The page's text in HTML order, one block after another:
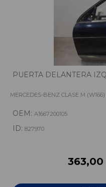
PUERTA DELANTERA
MERCEDES-BENZ CLASE M
OEM: A1667200105
ID: 827970